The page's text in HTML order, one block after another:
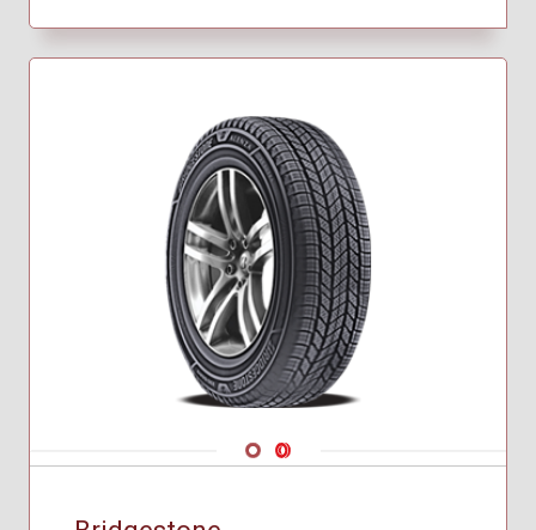
265/70R18
225/55R19
Navigate 1
Navigate 2